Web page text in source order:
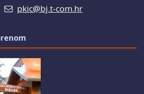
pkic@bj.t-com.hr